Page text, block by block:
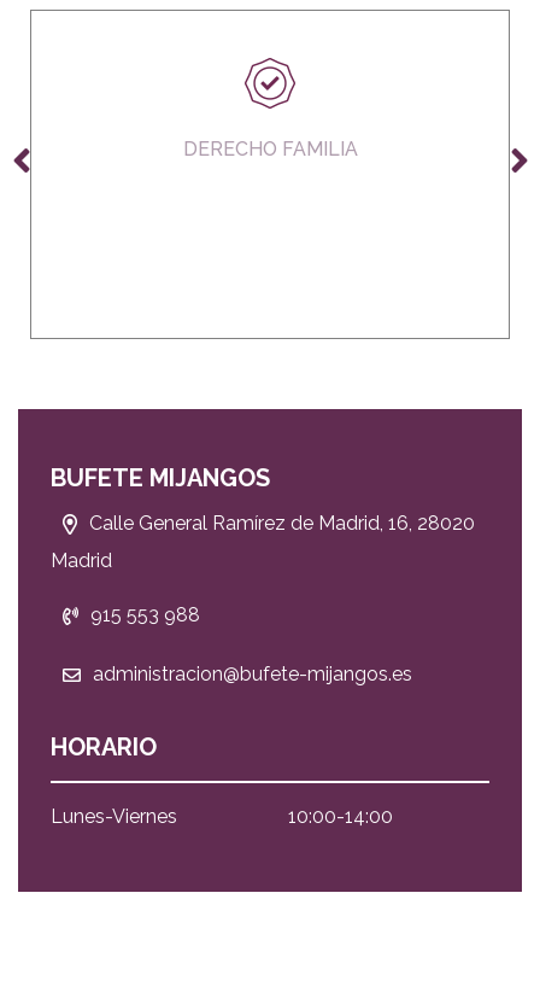
DERECHO FAMILIA
BUFETE MIJANGOS
Calle General Ramírez de Madrid, 16, 28020
Madrid
915 553 988
administracion@bufete-mijangos.es
HORARIO
Lunes-Viernes 10:00-14:00